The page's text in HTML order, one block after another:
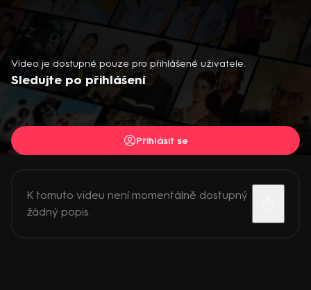
Video je dostupné pouze pro přihlášené uživatele.
Sledujte po přihlášení
Přihlásit se
K tomuto videu není momentálně dostupný
žádný popis.